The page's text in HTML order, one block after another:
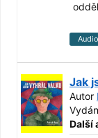
Jak
Autor
Další